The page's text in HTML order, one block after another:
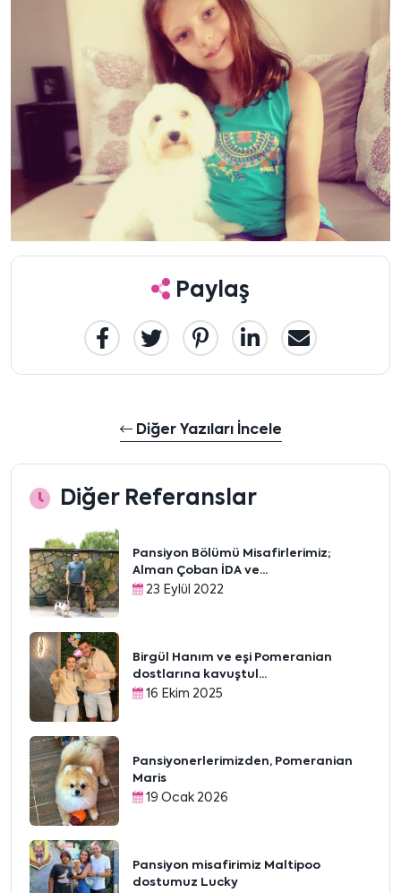
Paylaş
Diğer Yazıları İncele
Diğer Referanslar
Pansiyon Bölümü Misafirlerimiz;
Alman Çoban İDA ve...
23 Eylül 2022
Birgül Hanım ve eşi Pomeranian
dostlarına kavuştul...
16 Ekim 2025
Pansiyonerlerimizden, Pomeranian
Maris
19 Ocak 2026
Pansiyon misafirimiz Maltipoo
dostumuz Lucky